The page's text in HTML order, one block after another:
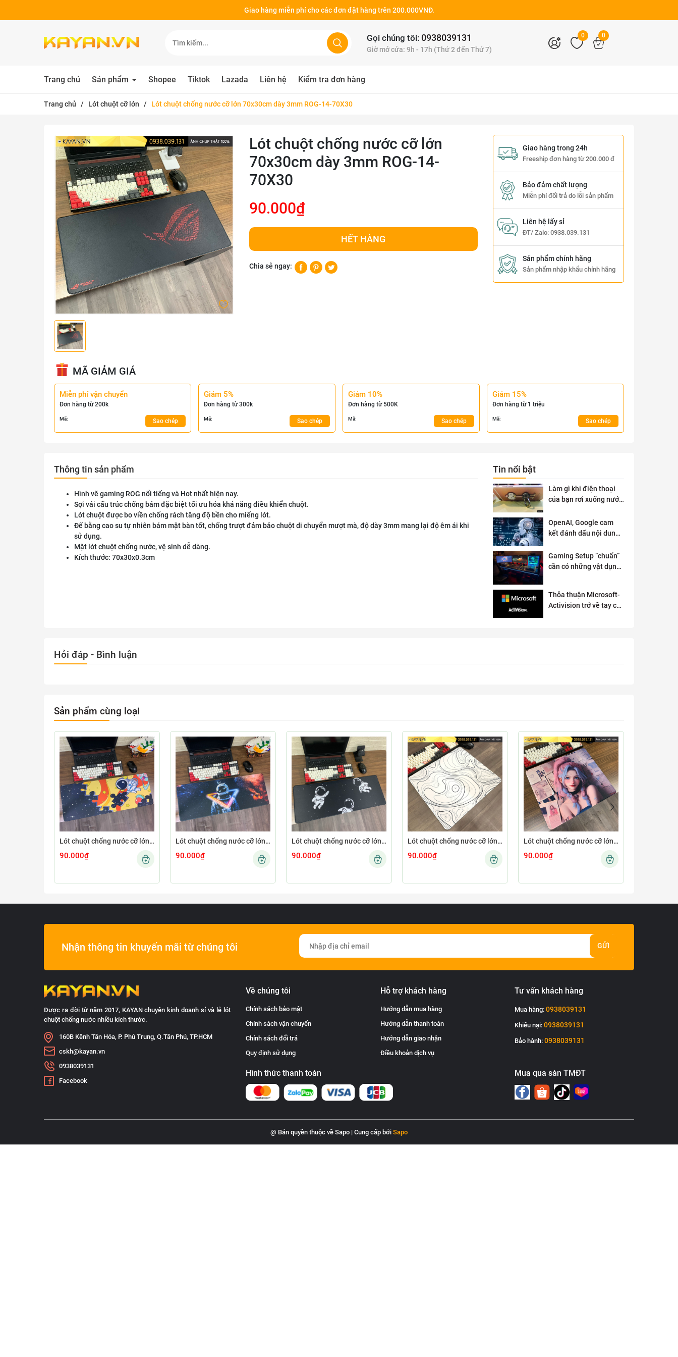
Giao hàng miễn phí cho các đơn đặt hàng trên 200.000VNĐ.
Gọi chúng tôi: 0938039131
Giờ mở cửa: 9h - 17h (Thứ 2 đến Thứ 7)
0 0
Trang chủ Sản phẩm Shopee Tiktok Lazada Liên hệ Kiểm tra đơn hàng
Trang chủ / Lót chuột cỡ lớn / Lót chuột chống nước cỡ lớn 70x30cm dày 3mm ROG-14-70X30
Lót chuột chống nước cỡ lớn
70x30cm dày 3mm ROG-14-
70X30
90.000₫
HẾT HÀNG
Chia sẻ ngay:
Giao hàng trong 24h
Freeship đơn hàng từ 200.000 đ
Bảo đảm chất lượng
Miễn phí đổi trả do lỗi sản phẩm
Liên hệ lấy sỉ
ĐT/ Zalo: 0938.039.131
Sản phẩm chính hãng
Sản phẩm nhập khẩu chính hãng
MÃ GIẢM GIÁ
Miễn phí vận chuyển
Đơn hàng từ 200k
Mã: Sao chép
Giảm 5%
Đơn hàng từ 300k
Mã: Sao chép
Giảm 10%
Đơn hàng từ 500K
Mã: Sao chép
Giảm 15%
Đơn hàng từ 1 triệu
Mã: Sao chép
Thông tin sản phẩm
Hình vẽ gaming ROG nổi tiếng và Hot nhất hiện nay.
Sợi vải cấu trúc chống bám đặc biệt tối ưu hóa khả năng điều khiển chuột.
Lót chuột được bo viền chống rách tăng độ bền cho miếng lót.
Đế bằng cao su tự nhiên bám mặt bàn tốt, chống trượt đảm bảo chuột di chuyển mượt mà, độ dày 3mm mang lại độ êm ái khi
sử dụng.
Mặt lót chuột chống nước, vệ sinh dễ dàng.
Kích thước: 70x30x0.3cm
Tin nổi bật
Làm gì khi điện thoại
của bạn rơi xuống nước
OpenAI, Google cam
kết đánh dấu nội dung
Gaming Setup “chuẩn”
cần có những vật dụng
Thỏa thuận Microsoft-
Activision trở về tay cơ
Hỏi đáp - Bình luận
Sản phẩm cùng loại
Lót chuột chống nước cỡ lớn 80x30cm dày 3mm ASTRO-03-80X30
90.000₫
Lót chuột chống nước cỡ lớn 80x30cm dày 3mm ASTRO-02-80X30
90.000₫
Lót chuột chống nước cỡ lớn 80x30cm dày 3mm ASTRO-01-80X30
90.000₫
Lót chuột chống nước cỡ lớn 45x40cm dày 4mm MINIMAL-12-45X40-4MM
90.000₫
Lót chuột chống nước cỡ lớn 45x40cm dày 4mm GIRL-04-45X40-4MM
90.000₫
Nhận thông tin khuyến mãi từ chúng tôi GỬI
Được ra đời từ năm 2017, KAYAN chuyên kinh doanh sỉ và lẻ lót
chuột chống nước nhiều kích thước.
160B Kênh Tân Hóa, P. Phú Trung, Q.Tân Phú, TP.HCM
cskh@kayan.vn
0938039131
Facebook
Về chúng tôi
Chính sách bảo mật
Chính sách vận chuyển
Chính sách đổi trả
Quy định sử dụng
Hỗ trợ khách hàng
Hướng dẫn mua hàng
Hướng dẫn thanh toán
Hướng dẫn giao nhận
Điều khoản dịch vụ
Tư vấn khách hàng
Mua hàng:0938039131
Khiếu nại:0938039131
Bảo hành:0938039131
Hình thức thanh toán Mua qua sàn TMĐT
@ Bản quyền thuộc về Sapo | Cung cấp bởi Sapo